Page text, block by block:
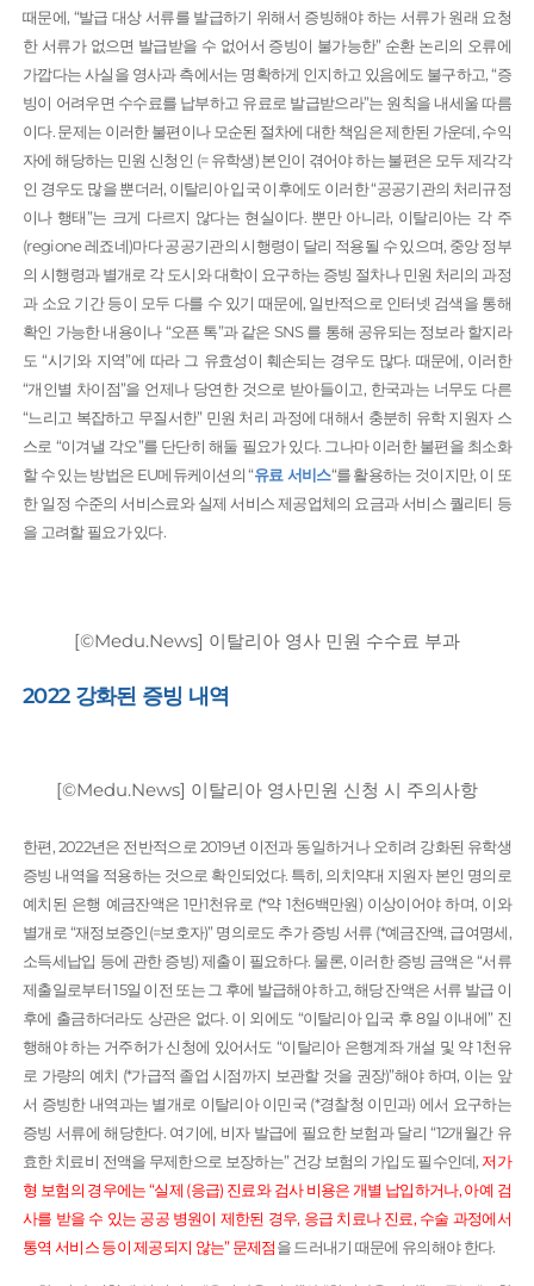
때문에, “발급 대상 서류를 발급하기 위해서 증빙해야 하는 서류가 원래 요청
한 서류가 없으면 발급받을 수 없어서 증빙이 불가능한” 순환 논리의 오류에
가깝다는 사실을 영사과 측에서는 명확하게 인지하고 있음에도 불구하고, “증
빙이 어려우면 수수료를 납부하고 유료로 발급받으라”는 원칙을 내세울 따름
이다. 문제는 이러한 불편이나 모순된 절차에 대한 책임은 제한된 가운데, 수익
자에 해당하는 민원 신청인 (= 유학생) 본인이 겪어야 하는 불편은 모두 제각각
인 경우도 많을 뿐더러, 이탈리아 입국 이후에도 이러한 “공공기관의 처리규정
이나 행태”는 크게 다르지 않다는 현실이다. 뿐만 아니라, 이탈리아는 각 주
(regione 레죠네)마다 공공기관의 시행령이 달리 적용될 수 있으며, 중앙 정부
의 시행령과 별개로 각 도시와 대학이 요구하는 증빙 절차나 민원 처리의 과정
과 소요 기간 등이 모두 다를 수 있기 때문에, 일반적으로 인터넷 검색을 통해
확인 가능한 내용이나 “오픈 톡”과 같은 SNS 를 통해 공유되는 정보라 할지라
도 “시기와 지역”에 따라 그 유효성이 훼손되는 경우도 많다. 때문에, 이러한
“개인별 차이점”을 언제나 당연한 것으로 받아들이고, 한국과는 너무도 다른
“느리고 복잡하고 무질서한” 민원 처리 과정에 대해서 충분히 유학 지원자 스
스로 “이겨낼 각오”를 단단히 해둘 필요가 있다. 그나마 이러한 불편을 최소화
할 수 있는 방법은 EU메듀케이션의 “유료 서비스“를 활용하는 것이지만, 이 또
한 일정 수준의 서비스료와 실제 서비스 제공업체의 요금과 서비스 퀄리티 등
을 고려할 필요가 있다.
[©Medu.News] 이탈리아 영사 민원 수수료 부과
2022 강화된 증빙 내역
[©Medu.News] 이탈리아 영사민원 신청 시 주의사항
한편, 2022년은 전반적으로 2019년 이전과 동일하거나 오히려 강화된 유학생
증빙 내역을 적용하는 것으로 확인되었다. 특히, 의치약대 지원자 본인 명의로
예치된 은행 예금잔액은 1만1천유로 (*약 1천6백만원) 이상이어야 하며, 이와
별개로 “재정보증인(=보호자)” 명의로도 추가 증빙 서류 (*예금잔액, 급여명세,
소득세납입 등에 관한 증빙) 제출이 필요하다. 물론, 이러한 증빙 금액은 “서류
제출일로부터 15일 이전 또는 그 후에 발급해야 하고, 해당 잔액은 서류 발급 이
후에 출금하더라도 상관은 없다. 이 외에도 “이탈리아 입국 후 8일 이내에” 진
행해야 하는 거주허가 신청에 있어서도 “이탈리아 은행계좌 개설 및 약 1천유
로 가량의 예치 (*가급적 졸업 시점까지 보관할 것을 권장)”해야 하며, 이는 앞
서 증빙한 내역과는 별개로 이탈리아 이민국 (*경찰청 이민과) 에서 요구하는
증빙 서류에 해당한다. 여기에, 비자 발급에 필요한 보험과 달리 “12개월간 유
효한 치료비 전액을 무제한으로 보장하는” 건강 보험의 가입도 필수인데, 저가
형 보험의 경우에는 “실제 (응급) 진료와 검사 비용은 개별 납입하거나, 아예 검
사를 받을 수 있는 공공 병원이 제한된 경우, 응급 치료나 진료, 수술 과정에서
통역 서비스 등이 제공되지 않는” 문제점을 드러내기 때문에 유의해야 한다.